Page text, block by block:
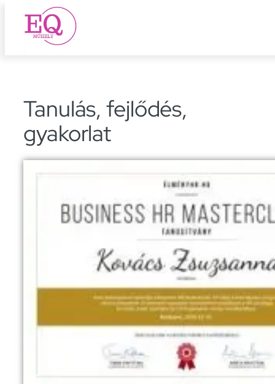
Ugrás
Tanulás, fejlődés,
gyakorlat